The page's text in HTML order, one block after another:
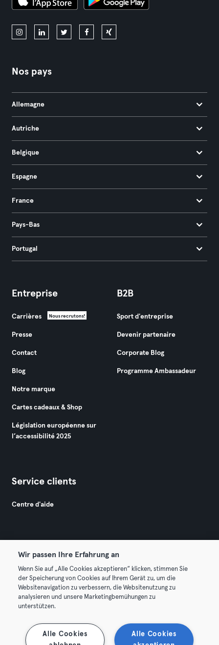
Nos pays
Allemagne
Autriche
Belgique
Espagne
France
Pays-Bas
Portugal
Entreprise
Carrières Nous recrutons!
Presse
Contact
Blog
Notre marque
Cartes cadeaux & Shop
Législation européenne sur
l’accessibilité 2025
B2B
Sport d'entreprise
Devenir partenaire
Corporate Blog
Programme Ambassadeur
Service clients
Centre d'aide
© 2026 Urban Sports Group GmbH. All rights reserved.
Conditions générales Politique de confidentialité
Mentions légales
Se rétracter ici
Wir passen Ihre Erfahrung an
Wenn Sie auf „Alle Cookies akzeptieren“ klicken, stimmen Sie
der Speicherung von Cookies auf Ihrem Gerät zu, um die
Websitenavigation zu verbessern, die Websitenutzung zu
analysieren und unsere Marketingbemühungen zu
unterstützen.
Alle Cookies
Alle Cookies